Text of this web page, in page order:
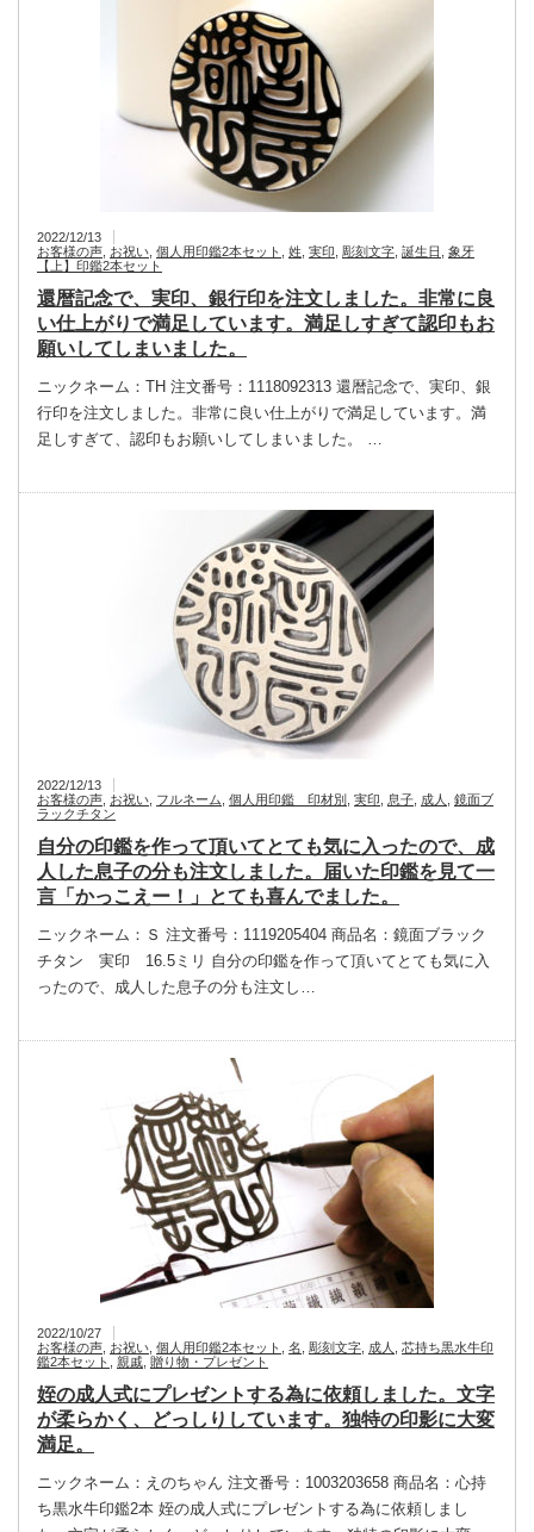
2022/12/13
お客様の声 お祝い 個人用印鑑2本セット 姓 実印 彫刻文字 誕生日
象牙
【上】印鑑2本セット
還暦記念で、実印、銀行印を注文しました。非常に良
い仕上がりで満足しています。満足しすぎて認印もお
願いしてしまいました。
ニックネーム：TH 注文番号：1118092313 還暦記念で、実印、銀
行印を注文しました。非常に良い仕上がりで満足しています。満
足しすぎて、認印もお願いしてしまいました。 …
2022/12/13
お客様の声 お祝い フルネーム 個人用印鑑 印材別 実印 息子 成人
鏡面ブ
ラックチタン
自分の印鑑を作って頂いてとても気に入ったので、成
人した息子の分も注文しました。届いた印鑑を見て一
言「かっこえー！」とても喜んでました。
ニックネーム：Ｓ 注文番号：1119205404 商品名：鏡面ブラック
チタン 実印 16.5ミリ 自分の印鑑を作って頂いてとても気に入
ったので、成人した息子の分も注文し…
2022/10/27
お客様の声 お祝い 個人用印鑑2本セット 名 彫刻文字 成人
芯持ち黒水牛印
鑑2本セット
親戚 贈り物・プレゼント
姪の成人式にプレゼントする為に依頼しました。文字
が柔らかく、どっしりしています。独特の印影に大変
満足。
ニックネーム：えのちゃん 注文番号：1003203658 商品名：心持
ち黒水牛印鑑2本 姪の成人式にプレゼントする為に依頼しまし